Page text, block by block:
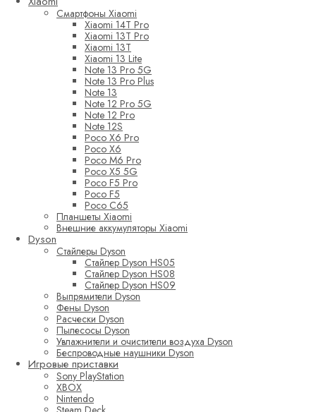
Смартфоны Xiaomi
Xiaomi 14T Pro
Xiaomi 13T Pro
Xiaomi 13T
Xiaomi 13 Lite
Note 13 Pro 5G
Note 13 Pro Plus
Note 13
Note 12 Pro 5G
Note 12 Pro
Note 12S
Poco X6 Pro
Poco X6
Poco M6 Pro
Poco X5 5G
Poco F5 Pro
Poco F5
Poco C65
Планшеты Xiaomi
Внешние аккумуляторы Xiaomi
Dyson
Стайлеры Dyson
Стайлер Dyson HS05
Стайлер Dyson HS08
Стайлер Dyson HS09
Выпрямители Dyson
Фены Dyson
Расчески Dyson
Пылесосы Dyson
Увлажнители и очистители воздуха Dyson
Беспроводные наушники Dyson
Игровые приставки
Sony PlayStation
XBOX
Nintendo